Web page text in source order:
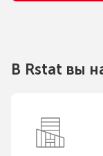
В Rstat вы